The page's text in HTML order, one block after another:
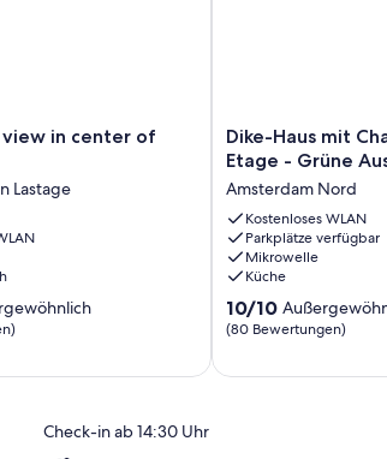
entfernt.
in center of
Lastage
Dike-
Haus
Charme
-
Private
Etage
-
Grüne
Aussicht
Nord
Dike-Haus mit
Etage - Grüne
Amsterdam Nord
Kostenloses WLAN
Parkplätze verfügbar
Mikrowelle
Küche
10.0
von
Außergewöhnlich,
10/10
(80 Bewertungen)
Check-in ab 14:30 Uhr